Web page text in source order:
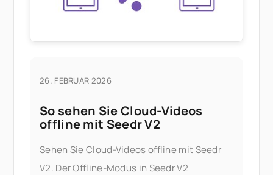
26. FEBRUAR 2026
So sehen Sie Cloud-Videos
offline mit Seedr V2
Sehen Sie Cloud-Videos offline mit Seedr
V2. Der Offline-Modus in Seedr V2